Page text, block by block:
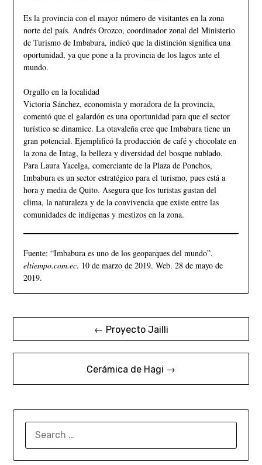
Es la provincia con el mayor número de visitantes en la zona
norte del país. Andrés Orozco, coordinador zonal del Ministerio
de Turismo de Imbabura, indicó que la distinción significa una
oportunidad, ya que pone a la provincia de los lagos ante el
mundo.
Orgullo en la localidad
Victoria Sánchez, economista y moradora de la provincia,
comentó que el galardón es una oportunidad para que el sector
turístico se dinamice. La otavaleña cree que Imbabura tiene un
gran potencial. Ejemplificó la producción de café y chocolate en
la zona de Intag, la belleza y diversidad del bosque nublado.
Para Laura Yacelga, comerciante de la Plaza de Ponchos,
Imbabura es un sector estratégico para el turismo, pues está a
hora y media de Quito. Asegura que los turistas gustan del
clima, la naturaleza y de la convivencia que existe entre las
comunidades de indígenas y mestizos en la zona.
Fuente: “Imbabura es uno de los geoparques del mundo”.
eltiempo.com.ec. 10 de marzo de 2019. Web. 28 de mayo de
2019.
← Proyecto Jailli
Cerámica de Hagi →